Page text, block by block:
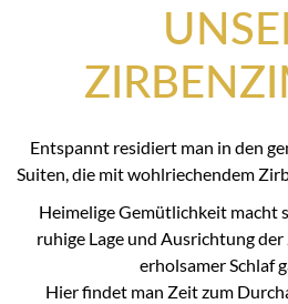
Entspannt residiert man in den
Suiten, die mit wohlriechendem
Heimelige Gemütlichkeit macht
ruhige Lage und Ausrichtung
erholsamer Schlaf
Hier findet man Zeit zum